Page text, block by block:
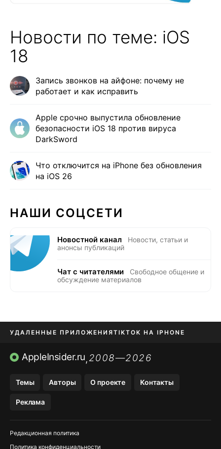
Новости по теме: iOS
18
Запись звонков на айфоне: почему не
работает и как исправить
Apple срочно выпустила обновление
безопасности iOS 18 против вируса
DarkSword
Что отключится на iPhone без обновления
на iOS 26
НАШИ СОЦСЕТИ
Новостной канал
Новости, статьи и
анонсы публикаций
Чат с читателями
Свободное общение и
обсуждение материалов
УДАЛЕННЫЕ ПРИЛОЖЕНИЯTIKTOK НА IPHONE
ПРИЛОЖЕНИЯ БЕЗ APP STORE
AppleInsider.ru,2008—2026
Темы Авторы О проекте Контакты
Реклама
Редакционная политика
Политика конфиденциальности